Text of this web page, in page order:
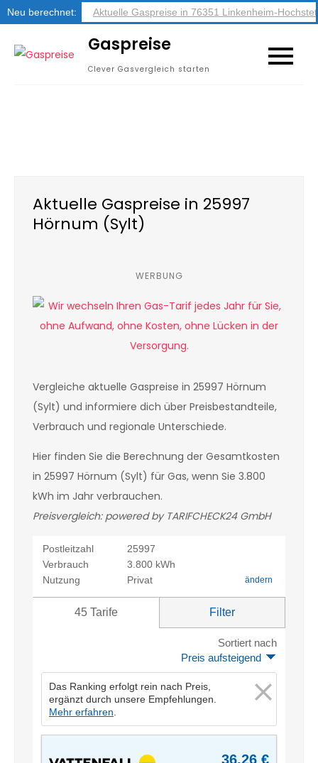
Neu berechnet: Aktuelle Gaspreise in 76351 Linkenheim-
Gaspreise
Clever Gasvergleich starten
Aktuelle Gaspreise in 25997
Hörnum (Sylt)
WERBUNG
Vergleiche aktuelle Gaspreise in 25997 Hörnum
(Sylt) und informiere dich über Preisbestandteile,
Verbrauch und regionale Unterschiede.
Hier finden Sie die Berechnung der Gesamtkosten
in 25997 Hörnum (Sylt) für Gas, wenn Sie 3.800
kWh im Jahr verbrauchen.
Preisvergleich: powered by TARIFCHECK24 GmbH